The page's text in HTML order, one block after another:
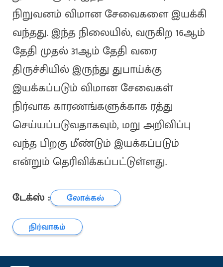
நிறுவனம் விமான சேவைகளை இயக்கி
வந்தது. இந்த நிலையில், வருகிற 16ஆம்
தேதி முதல் 31ஆம் தேதி வரை
திருச்சியில் இருந்து துபாய்க்கு
இயக்கப்படும் விமான சேவைகள்
நிர்வாக காரணங்களுக்காக ரத்து
செய்யப்படுவதாகவும், மறு அறிவிப்பு
வந்த பிறகு மீண்டும் இயக்கப்படும்
என்றும் தெரிவிக்கப்பட்டுள்ளது.
டேக்ஸ் :
லோக்கல்
நிர்வாகம்